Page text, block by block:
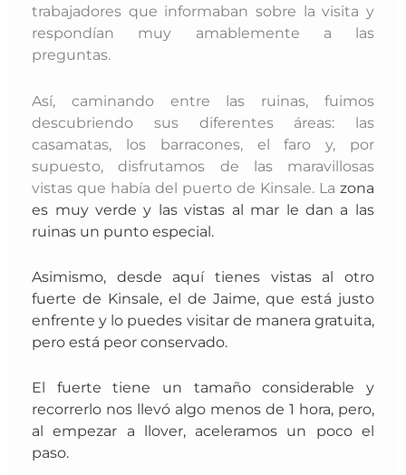
trabajadores que informaban sobre la visita y
respondían muy amablemente a las
preguntas.
Así, caminando entre las ruinas, fuimos
descubriendo sus diferentes áreas: las
casamatas, los barracones, el faro y, por
supuesto, disfrutamos de las maravillosas
vistas que había del puerto de Kinsale. La zona
es muy verde y las vistas al mar le dan a las
ruinas un punto especial.
Asimismo, desde aquí tienes vistas al otro
fuerte de Kinsale, el de Jaime, que está justo
enfrente y lo puedes visitar de manera gratuita,
pero está peor conservado.
El fuerte tiene un tamaño considerable y
recorrerlo nos llevó algo menos de 1 hora, pero,
al empezar a llover, aceleramos un poco el
paso.